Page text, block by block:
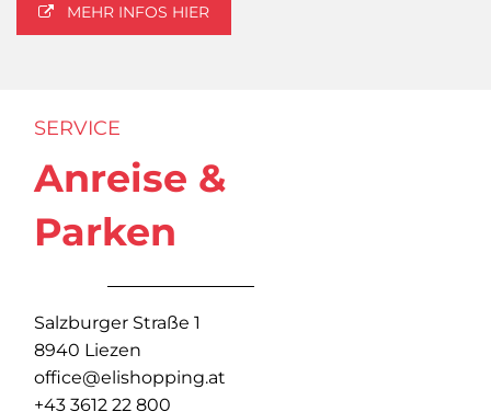
MEHR INFOS HIER
SERVICE
Anreise &
Parken
Salzburger Straße 1
8940 Liezen
office@elishopping.at
+43 3612 22 800